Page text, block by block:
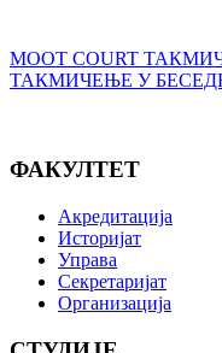
MOOT COURT
ТАКМИЧЕЊЕ У
ФАКУЛТЕТ
Акредитација
Историјат
Управа
Секретаријат
Организација